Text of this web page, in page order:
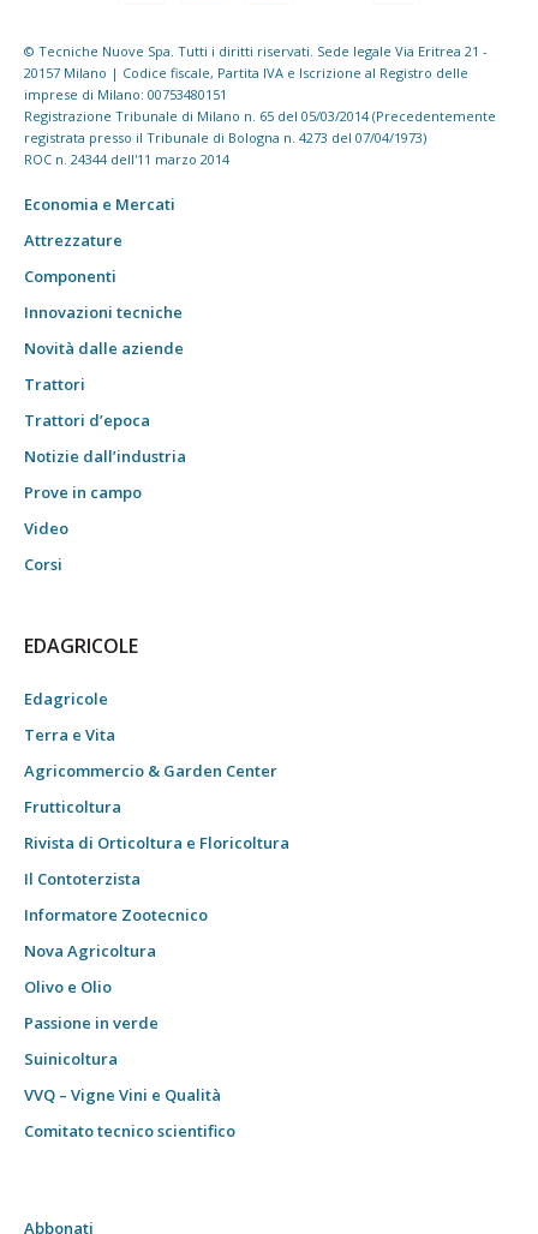
© Tecniche Nuove Spa. Tutti i diritti riservati. Sede legale Via Eritrea 21 -
20157 Milano | Codice fiscale, Partita IVA e Iscrizione al Registro delle
imprese di Milano: 00753480151
Registrazione Tribunale di Milano n. 65 del 05/03/2014 (Precedentemente
registrata presso il Tribunale di Bologna n. 4273 del 07/04/1973)
ROC n. 24344 dell'11 marzo 2014
Economia e Mercati
Attrezzature
Componenti
Innovazioni tecniche
Novità dalle aziende
Trattori
Trattori d’epoca
Notizie dall’industria
Prove in campo
Video
Corsi
EDAGRICOLE
Edagricole
Terra e Vita
Agricommercio & Garden Center
Frutticoltura
Rivista di Orticoltura e Floricoltura
Il Contoterzista
Informatore Zootecnico
Nova Agricoltura
Olivo e Olio
Passione in verde
Suinicoltura
VVQ – Vigne Vini e Qualità
Comitato tecnico scientifico
Abbonati